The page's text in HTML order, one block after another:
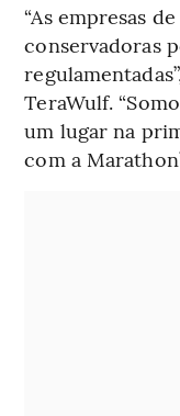
“As empresas
conservadoras
TeraWulf.
um lugar na
com a